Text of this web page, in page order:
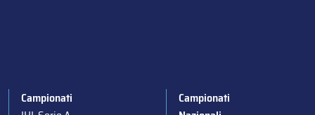
Campionati
Campionati